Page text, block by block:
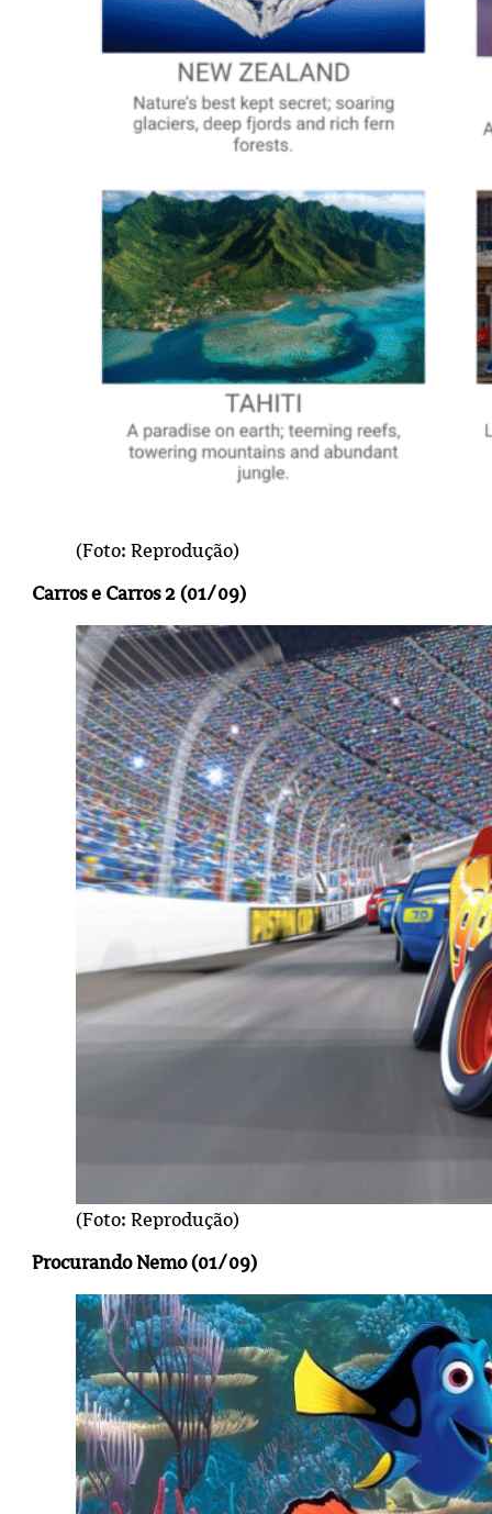
(Foto: Reprodução)
Carros e Carros 2 (01/09)
(Foto: Reprodução)
Procurando Nemo (01/09)